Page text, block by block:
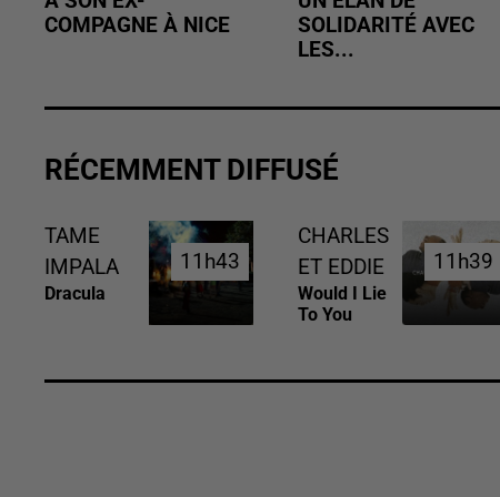
COMPAGNE À NICE
SOLIDARITÉ AVEC
LES...
RÉCEMMENT DIFFUSÉ
TAME
IMPALA
Dracula
11h43
11h43
CHARLES
ET EDDIE
Would I Lie
To You
11h39
11h39